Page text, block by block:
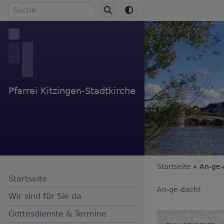
Direkt
Inhalt
Pfarrei Kitzingen-Stadtkirche
Startseite
Wir sind für Sie da
Gottesdienste & Termine
Startseite An-
An-ge-dacht